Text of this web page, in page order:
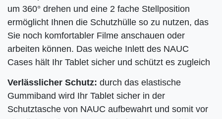
um 360° drehen und eine 2 fache Stellposition
ermöglicht Ihnen die Schutzhülle so zu nutzen, das
Sie noch komfortabler Filme anschauen oder
arbeiten können. Das weiche Inlett des NAUC
Cases hält Ihr Tablet sicher und schützt es zugleich
Verlässlicher Schutz: durch das elastische
Gummiband wird Ihr Tablet sicher in der
Schutztasche von NAUC aufbewahrt und somit vor